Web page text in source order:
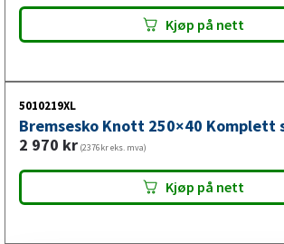
Kjøp på nett
5010219XL
Bremsesko Knott 250×40 Komplett
2 970 kr (2376kr eks. mva)
Kjøp på nett